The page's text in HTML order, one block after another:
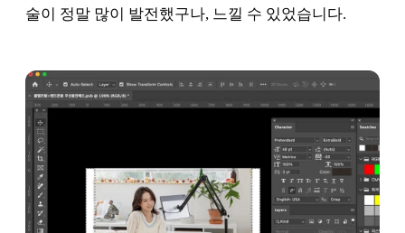
술이 정말 많이 발전했구나, 느낄 수 있었습니다.